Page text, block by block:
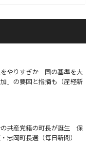
やりすぎか 国の基準を大
」の要因と指摘も（産経新
の共産党籍の町長が誕生 保
岡町長選（毎日新聞）